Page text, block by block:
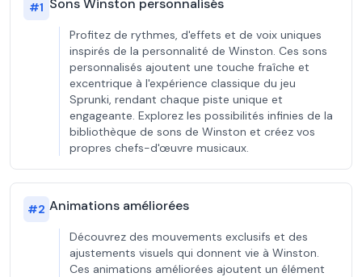
#1 Sons Winston personnalisés
Profitez de rythmes, d'effets et de voix uniques
inspirés de la personnalité de Winston. Ces sons
personnalisés ajoutent une touche fraîche et
excentrique à l'expérience classique du jeu
Sprunki, rendant chaque piste unique et
engageante. Explorez les possibilités infinies de la
bibliothèque de sons de Winston et créez vos
propres chefs-d'œuvre musicaux.
#2 Animations améliorées
Découvrez des mouvements exclusifs et des
ajustements visuels qui donnent vie à Winston.
Ces animations améliorées ajoutent un élément